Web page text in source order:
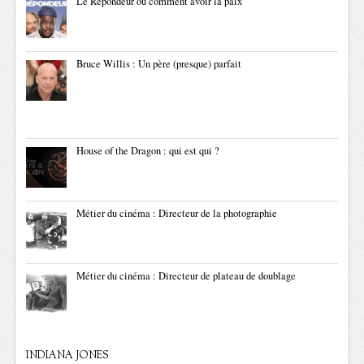
Bruce Willis : Un père (presque) parfait
House of the Dragon : qui est qui ?
Métier du cinéma : Directeur de la photographie
Métier du cinéma : Directeur de plateau de doublage
INDIANA JONES